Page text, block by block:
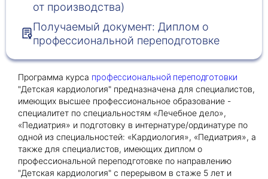
от производства)
Получаемый документ: Диплом о
профессиональной переподготовке
Программа курса профессиональной переподготовки
"Детская кардиология" предназначена для специалистов,
имеющих высшее профессиональное образование -
специалитет по специальностям «Лечебное дело»,
«Педиатрия» и подготовку в интернатуре/ординатуре по
одной из специальностей: «Кардиология», «Педиатрия», а
также для специалистов, имеющих диплом о
профессиональной переподготовке по направлению
"Детская кардиология" с перерывом в стаже 5 лет и
Приложите документы
Получить консультацию
Даю согласие наобработку персональных
данныхиe-mail рассылку
Приложите документы
Получить консультацию
Получить консультацию
данныхиe-mail рассылку